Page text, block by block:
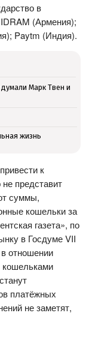
в
(Армения);
Paytm (Индия).
Марк Твен и
жизнь
к
представит
суммы,
кошельки за
газета», по
в Госдуме VII
отношении
кошельками
платёжных
не заметят,